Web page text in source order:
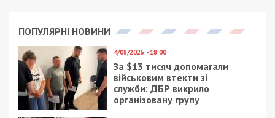
Нагадаємо, раніше ми повідомляли про те, що
ворог атакував Дніпро ракетами з касетними
боєприпасами.
Facebook
Telegram
Twitter
WhatsApp
ViberEmail
Категории:Суспільство,Топ| Метки:
війна,день жалоби
ракетниій удар